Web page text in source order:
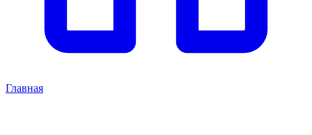
Главная